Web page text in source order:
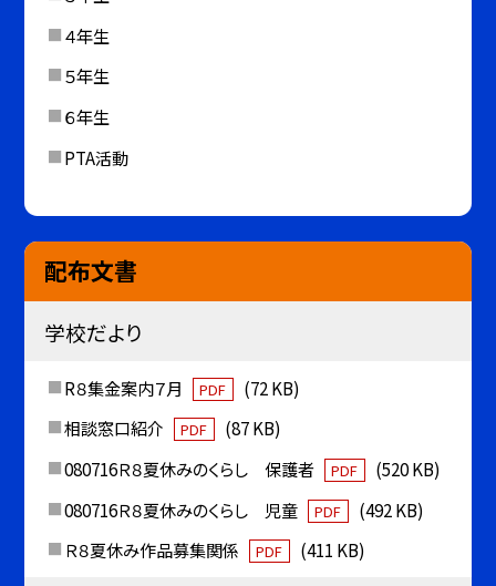
４年生
５年生
６年生
PTA活動
配布文書
学校だより
R８集金案内７月 PDF
(72 KB)
相談窓口紹介
PDF
(87 KB)
080716Ｒ８夏休みのくらし 保護者
PDF
(520 KB)
080716Ｒ８夏休みのくらし 児童
PDF
(492 KB)
Ｒ８夏休み作品募集関係
PDF (411 KB)